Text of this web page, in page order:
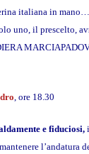
italiana in mano…
uno, il prescelto,
, ore 18.30
e fiduciosi,
l’andatura